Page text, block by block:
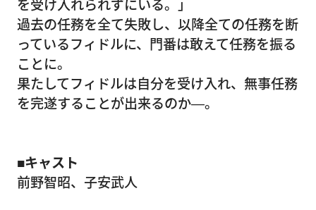
過去の任務を全て失敗し、以降全ての任務を断
っているフィドルに、門番は敢えて任務を振る
ことに。
果たしてフィドルは自分を受け入れ、無事任務
を完遂することが出来るのか―。
■キャスト
前野智昭、子安武人